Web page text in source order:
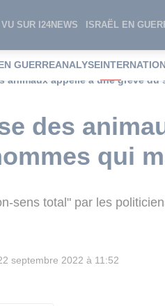
VU SUR I24NEWS ISRAËL EN
GUERREANALYSE
animaux appelle à une grève
des
qui
sens total" par les
septembre 2022 à 11:52